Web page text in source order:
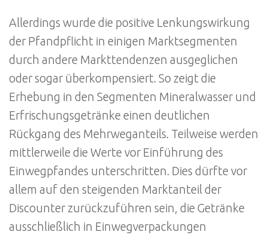
Allerdings wurde die positive Lenkungswirkung
der Pfandpflicht in einigen Marktsegmenten
durch andere Markttendenzen ausgeglichen
oder sogar überkompensiert. So zeigt die
Erhebung in den Segmenten Mineralwasser und
Erfrischungsgetränke einen deutlichen
Rückgang des Mehrweganteils. Teilweise werden
mittlerweile die Werte vor Einführung des
Einwegpfandes unterschritten. Dies dürfte vor
allem auf den steigenden Marktanteil der
Discounter zurückzuführen sein, die Getränke
ausschließlich in Einwegverpackungen